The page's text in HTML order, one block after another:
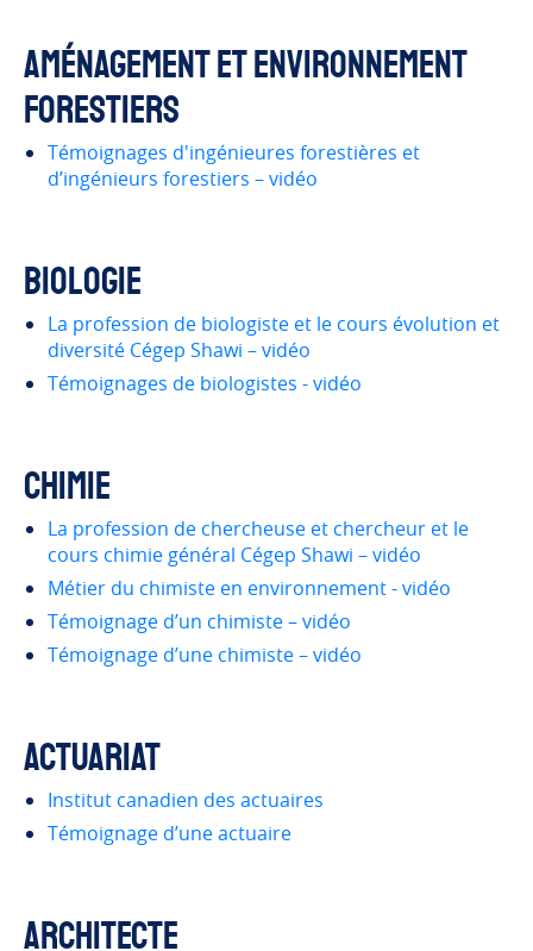
Aménagement et environnement
forestiers
Témoignages d'ingénieures forestières et
d’ingénieurs forestiers – vidéo
Biologie
La profession de biologiste et le cours évolution et
diversité Cégep Shawi – vidéo
Témoignages de biologistes - vidéo
Chimie
La profession de chercheuse et chercheur et le
cours chimie général Cégep Shawi – vidéo
Métier du chimiste en environnement - vidéo
Témoignage d’un chimiste – vidéo
Témoignage d’une chimiste – vidéo
Actuariat
Institut canadien des actuaires
Témoignage d’une actuaire
Architecte